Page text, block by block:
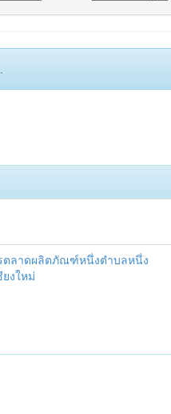
ตลาดผลิตภัณฑ์หนึ่งตำบลหนึ่ง
งใหม่